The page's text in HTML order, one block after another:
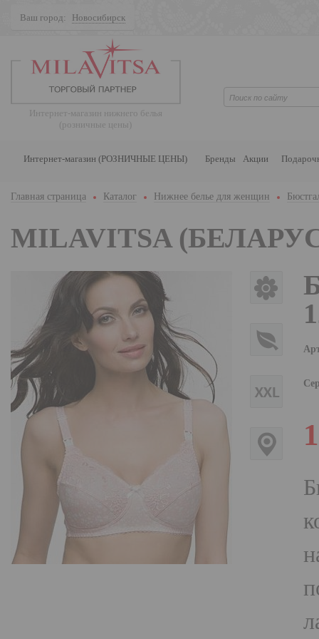
Ваш город: Новосибирск
Интернет-магазин нижнего белья
(розничные цены)
Интернет-магазин (РОЗНИЧНЫЕ ЦЕНЫ) Бренды Акции
Главная страница Каталог Нижнее белье для женщин
MILAVITSA